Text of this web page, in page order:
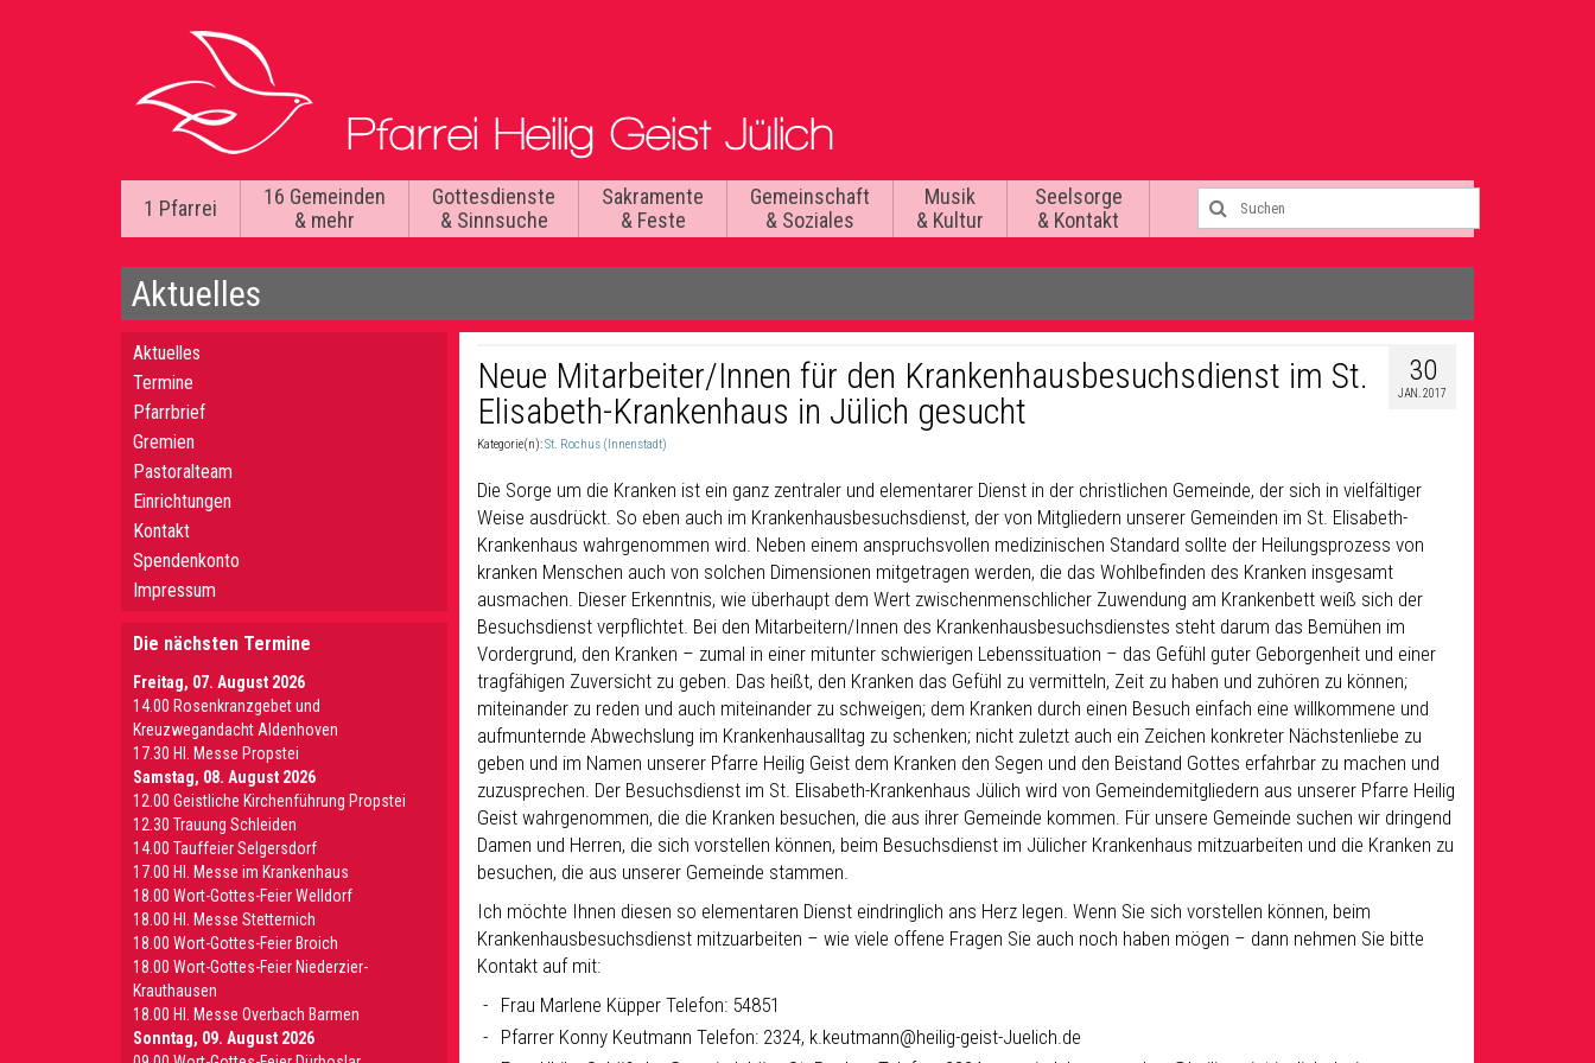
1 Pfarrei
16 Gemeinden
& mehr
Gottesdienste
& Sinnsuche
Sakramente
& Feste
Gemeinschaft
& Soziales
Musik
& Kultur
Seelsorge
& Kontakt
Aktuelles
30
JAN. 2017
Neue Mitarbeiter/Innen für den Krankenhausbesuchsdienst im St.
Elisabeth-Krankenhaus in Jülich gesucht
Kategorie(n):St. Rochus (Innenstadt)
Die Sorge um die Kranken ist ein ganz zentraler und elementarer Dienst in der christlichen Gemeinde, der sich in vielfältiger
Weise ausdrückt. So eben auch im Krankenhausbesuchsdienst, der von Mitgliedern unserer Gemeinden im St. Elisabeth-
Krankenhaus wahrgenommen wird. Neben einem anspruchsvollen medizinischen Standard sollte der Heilungsprozess von
kranken Menschen auch von solchen Dimensionen mitgetragen werden, die das Wohlbefinden des Kranken insgesamt
ausmachen. Dieser Erkenntnis, wie überhaupt dem Wert zwischenmenschlicher Zuwendung am Krankenbett weiß sich der
Besuchsdienst verpflichtet. Bei den Mitarbeitern/Innen des Krankenhausbesuchsdienstes steht darum das Bemühen im
Vordergrund, den Kranken – zumal in einer mitunter schwierigen Lebenssituation – das Gefühl guter Geborgenheit und einer
tragfähigen Zuversicht zu geben. Das heißt, den Kranken das Gefühl zu vermitteln, Zeit zu haben und zuhören zu können;
miteinander zu reden und auch miteinander zu schweigen; dem Kranken durch einen Besuch einfach eine willkommene und
aufmunternde Abwechslung im Krankenhausalltag zu schenken; nicht zuletzt auch ein Zeichen konkreter Nächstenliebe zu
geben und im Namen unserer Pfarre Heilig Geist dem Kranken den Segen und den Beistand Gottes erfahrbar zu machen und
zuzusprechen. Der Besuchsdienst im St. Elisabeth-Krankenhaus Jülich wird von Gemeindemitgliedern aus unserer Pfarre Heilig
Geist wahrgenommen, die die Kranken besuchen, die aus ihrer Gemeinde kommen. Für unsere Gemeinde suchen wir dringend
Damen und Herren, die sich vorstellen können, beim Besuchsdienst im Jülicher Krankenhaus mitzuarbeiten und die Kranken zu
besuchen, die aus unserer Gemeinde stammen.
Ich möchte Ihnen diesen so elementaren Dienst eindringlich ans Herz legen. Wenn Sie sich vorstellen können, beim
Krankenhausbesuchsdienst mitzuarbeiten – wie viele offene Fragen Sie auch noch haben mögen – dann nehmen Sie bitte
Kontakt auf mit:
Frau Marlene Küpper Telefon: 54851
Pfarrer Konny Keutmann Telefon: 2324, k.keutmann@heilig-geist-Juelich.de
Aktuelles
Termine
Pfarrbrief
Gremien
Pastoralteam
Einrichtungen
Kontakt
Spendenkonto
Impressum
Die nächsten Termine
Freitag, 07. August 2026
14.00 Rosenkranzgebet und
Kreuzwegandacht Aldenhoven
17.30 Hl. Messe Propstei
Samstag, 08. August 2026
12.00 Geistliche Kirchenführung Propstei
12.30 Trauung Schleiden
14.00 Tauffeier Selgersdorf
17.00 Hl. Messe im Krankenhaus
18.00 Wort-Gottes-Feier Welldorf
18.00 Hl. Messe Stetternich
18.00 Wort-Gottes-Feier Broich
18.00 Wort-Gottes-Feier Niederzier-
Krauthausen
18.00 Hl. Messe Overbach Barmen
Sonntag, 09. August 2026